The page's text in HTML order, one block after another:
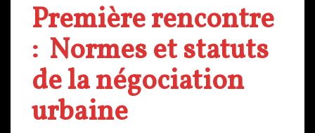
Première rencontre
: Normes et statuts
de la négociation
urbaine